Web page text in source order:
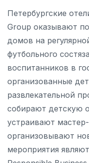
Петербургские
Group оказывают
домов на
футбольного
воспитанников в
организованные
развлекательной
собирают детскую
устраивают
организовывают
мероприятия